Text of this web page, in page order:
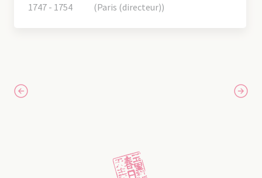
1747 - 1754
(Paris (directeur))